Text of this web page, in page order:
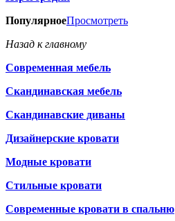
ПопулярноеПросмотреть
Назад к главному
Современная мебель
Скандинавская мебель
Скандинавские диваны
Дизайнерские кровати
Модные кровати
Стильные кровати
Современные кровати в спальню